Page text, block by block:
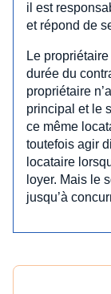
il est
et répond de
Le
durée du
propriétaire
principal et le
ce même
toutefois agir
locataire
loyer. Mais le
jusqu’à